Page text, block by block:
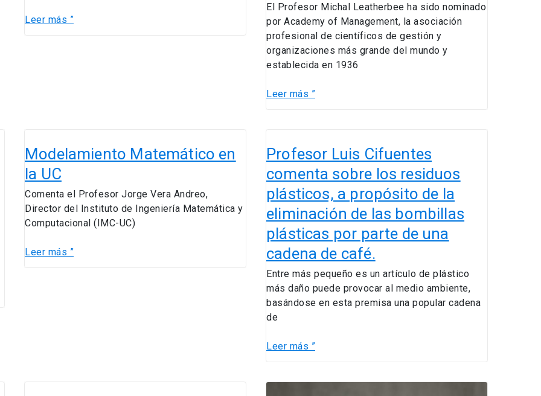
Leer más ”
El Profesor Michal Leatherbee ha sido nominado
por Academy of Management, la asociación
profesional de científicos de gestión y
organizaciones más grande del mundo y
establecida en 1936
Leer más ”
Modelamiento Matemático en
la UC
Comenta el Profesor Jorge Vera Andreo,
Director del Instituto de Ingeniería Matemática y
Computacional (IMC-UC)
Matemático
en
la
UC
Leer más ”
Profesor Luis Cifuentes
comenta sobre los residuos
plásticos, a propósito de la
eliminación de las bombillas
plásticas por parte de una
cadena de café.
Entre más pequeño es un artículo de plástico
más daño puede provocar al medio ambiente,
basándose en esta premisa una popular cadena
de
Luis
Cifuentes
comenta
sobre
los
residuos
plásticos,
a
de
la
eliminación
de
bombillas
por
Leer más ”